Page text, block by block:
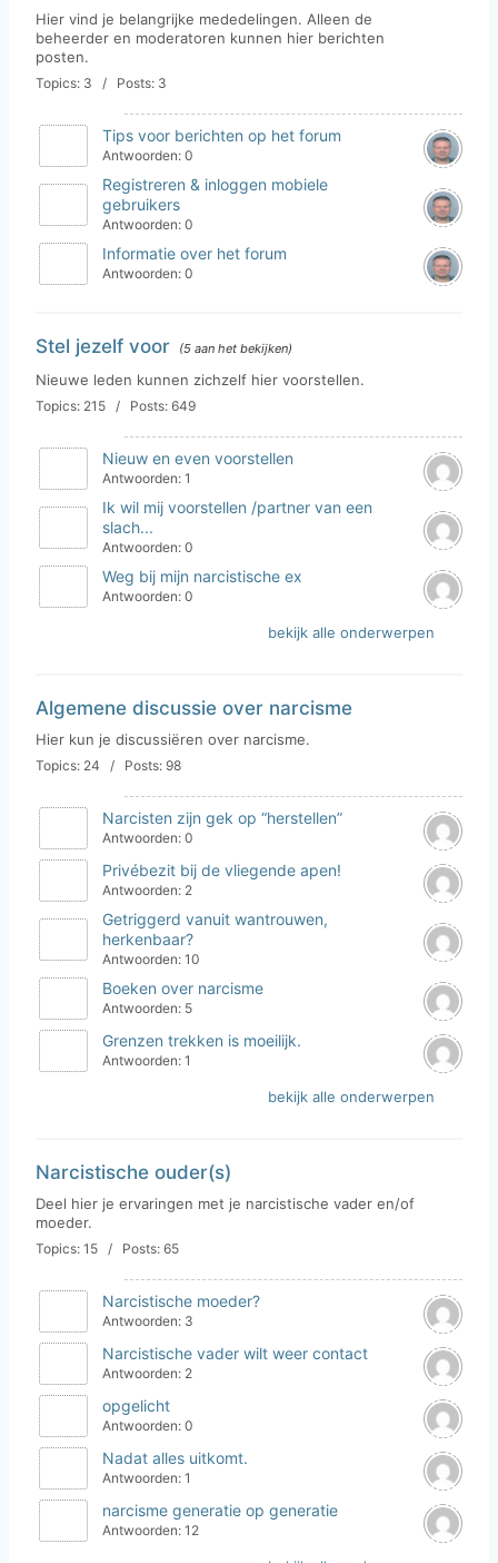
Hier vind je belangrijke mededelingen. Alleen de
beheerder en moderatoren kunnen hier berichten
posten.
Topics: 3 / Posts: 3
Tips voor berichten op het forum
Antwoorden: 0
Registreren & inloggen mobiele
gebruikers
Antwoorden: 0
Informatie over het forum
Antwoorden: 0
Stel jezelf voor (5 aan het bekijken)
Nieuwe leden kunnen zichzelf hier voorstellen.
Topics: 215 / Posts: 649
Nieuw en even voorstellen
Antwoorden: 1
Ik wil mij voorstellen /partner van een
slach...
Antwoorden: 0
Weg bij mijn narcistische ex
Antwoorden: 0
bekijk alle onderwerpen
Algemene discussie over narcisme
Hier kun je discussiëren over narcisme.
Topics: 24 / Posts: 98
Narcisten zijn gek op “herstellen”
Antwoorden: 0
Privébezit bij de vliegende apen!
Antwoorden: 2
Getriggerd vanuit wantrouwen,
herkenbaar?
Antwoorden: 10
Boeken over narcisme
Antwoorden: 5
Grenzen trekken is moeilijk.
Antwoorden: 1
bekijk alle onderwerpen
Narcistische ouder(s)
Deel hier je ervaringen met je narcistische vader en/of
moeder.
Topics: 15 / Posts: 65
Narcistische moeder?
Antwoorden: 3
Narcistische vader wilt weer contact
Antwoorden: 2
opgelicht
Antwoorden: 0
Nadat alles uitkomt.
Antwoorden: 1
narcisme generatie op generatie
Antwoorden: 12